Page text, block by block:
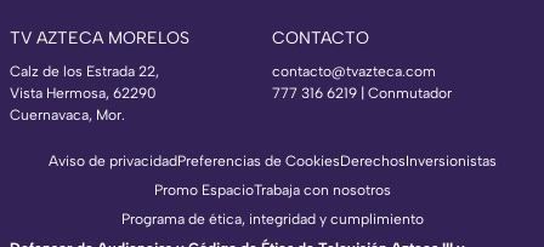
TV AZTECA MORELOS
Calz de los Estrada 22,
Vista Hermosa, 62290
Cuernavaca, Mor.
CONTACTO
contacto@tvazteca.com
777 316 6219 | Conmutador
Aviso de privacidadPreferencias de CookiesDerechosInversionistas
Promo EspacioTrabaja con nosotros
Programa de ética, integridad y cumplimiento